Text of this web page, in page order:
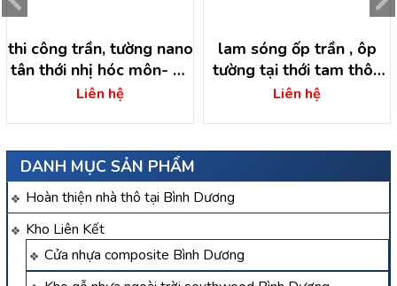
DANH MỤC SẢN PHẨM
Hoàn thiện nhà thô tại Bình Dương
Kho Liên Kết
Cửa nhựa composite Bình Dương
thi công trần, tường nano
tân thới nhị hóc môn- hồ
chí minh
Liên hệ
lam sóng ốp trần , ôp
tường tại thới tam thôn
hóc môn – hồ chí minh
Liên hệ